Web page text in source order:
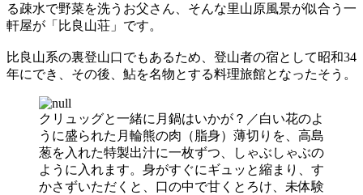
る疎水で野菜を洗うお父さん、そんな里山原風景が似合う一
軒屋が「比良山荘」です。
比良山系の裏登山口でもあるため、登山者の宿として昭和34
年にでき、その後、鮎を名物とする料理旅館となったそう。
クリュッグと一緒に月鍋はいかが？／白い花のよ
うに盛られた月輪熊の肉（脂身）薄切りを、高島
葱を入れた特製出汁に一枚ずつ、しゃぶしゃぶの
ように入れます。身がすぐにギュッと縮まり、す
かさずいただくと、口の中で甘くとろけ、未体験